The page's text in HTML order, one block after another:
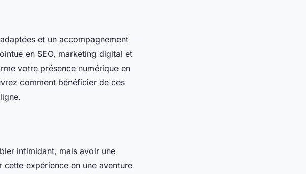
et un accompagnement
en SEO, marketing digital et
votre présence numérique en
comment bénéficier de ces
intimidant, mais avoir une
expérience en une aventure